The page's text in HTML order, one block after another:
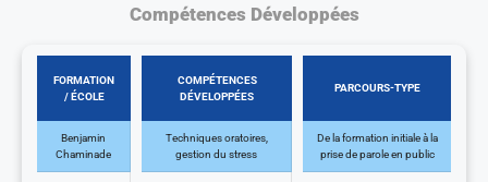
Compétences Développées
FORMATION
/ ÉCOLE
COMPÉTENCES
DÉVELOPPÉES
PARCOURS-TYPE
Benjamin
Chaminade
Techniques oratoires,
gestion du stress
De la formation initiale à la
prise de parole en public